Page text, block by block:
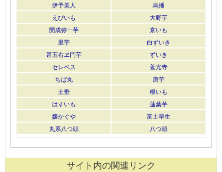
伊予美人
烏播
えびいも
大野芋
開成弥一芋
京いも
里芋
白ずいき
甚五右ヱ門芋
ずいき
セレベス
善光寺
ちば丸
唐芋
土垂
根いも
はすいも
蓮葉芋
媛かぐや
富士早生
丸系八つ頭
八つ頭
サイト内の関連リンク